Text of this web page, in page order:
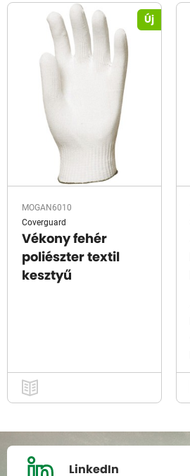
Új
MOGAN6010
Coverguard
Vékony fehér
poliészter textil
kesztyű
LinkedIn